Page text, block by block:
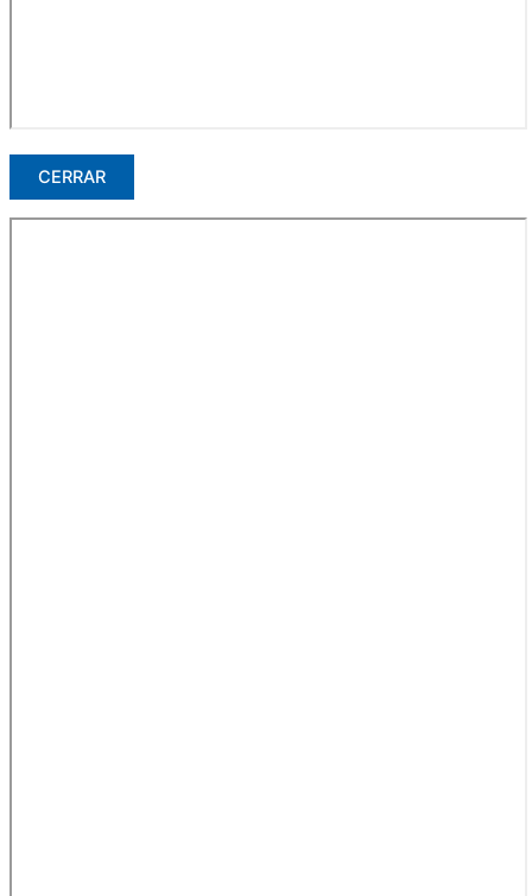
CERRAR